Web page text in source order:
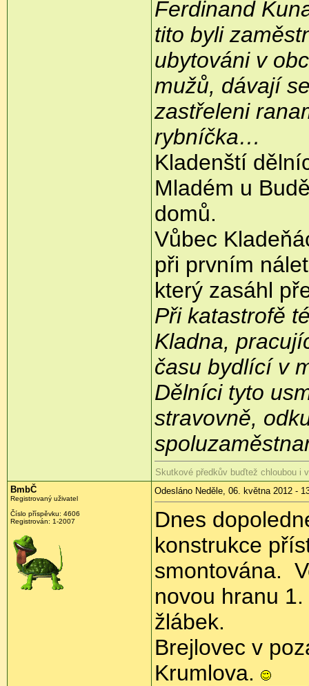
Ferdinand
tito byli
ubytováni v
mužů, dávají
zastřeleni
rybníčka…
Kladenští
Mladém u
domů.
Vůbec
při prvním
který zasáhl
Při katastrofě
Kladna,
času bydlící v
Dělníci tyto
stravovně,
Skutkové předkův buďtež chloubou i
BmbČ
Registrovaný uživatel
Číslo příspěvku: 4606
Registrován: 1-2007
Odesláno Neděle, 06. května 2012 -
Dnes
konstrukce
smontována.
novou hranu
žlábek.
Brejlovec v
Krumlova.